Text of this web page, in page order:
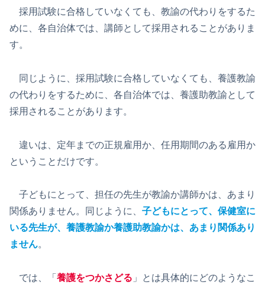
採用試験に合格していなくても、教諭の代わりをするた
めに、各自治体では、講師として採用されることがありま
す。
同じように、採用試験に合格していなくても、養護教諭
の代わりをするために、各自治体では、養護助教諭として
採用されることがあります。
違いは、定年までの正規雇用か、任用期間のある雇用か
ということだけです。
子どもにとって、担任の先生が教諭か講師かは、あまり
関係ありません。同じように、 子どもにとって、保健室に
いる先生が、養護教諭か養護助教諭かは、あまり関係あり
ません。
では、「 養護をつかさどる 」とは具体的にどのようなこ